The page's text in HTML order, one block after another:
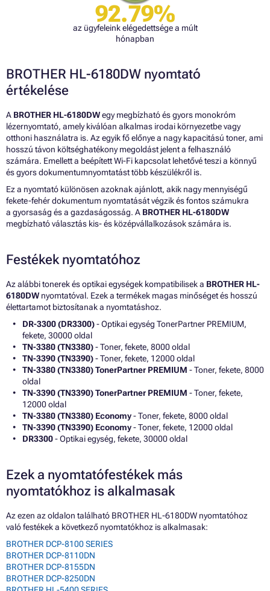
92.79%
az ügyfeleink elégedettsége a múlt
hónapban
BROTHER HL-6180DW nyomtató
értékelése
A BROTHER HL-6180DWegy megbízható és gyors monokróm
lézernyomtató, amely kiválóan alkalmas irodai környezetbe vagy
otthoni használatra is. Az egyik fő előnye a nagy kapacitású toner, ami
hosszú távon költséghatékony megoldást jelent a felhasználó
számára. Emellett a beépített Wi-Fi kapcsolat lehetővé teszi a könnyű
és gyors dokumentumnyomtatást több készülékről is.
Ez a nyomtató különösen azoknak ajánlott, akik nagy mennyiségű
fekete-fehér dokumentum nyomtatását végzik és fontos számukra
a gyorsaság és a gazdaságosság. A BROTHER HL-6180DW
megbízható választás kis- és középvállalkozások számára is.
Festékek nyomtatóhoz
Az alábbi tonerek és optikai egységek kompatibilisek a BROTHER HL-
6180DW nyomtatóval. Ezek a termékek magas minőséget és hosszú
élettartamot biztosítanak a nyomtatáshoz.
DR-3300 (DR3300)- Optikai egység TonerPartner PREMIUM,
fekete, 30000 oldal
TN-3380 (TN3380)- Toner, fekete, 8000 oldal
TN-3390 (TN3390)- Toner, fekete, 12000 oldal
TN-3380 (TN3380) TonerPartner PREMIUM - Toner, fekete, 8000
oldal
TN-3390 (TN3390) TonerPartner PREMIUM - Toner, fekete,
12000 oldal
TN-3380 (TN3380) Economy- Toner, fekete, 8000 oldal
TN-3390 (TN3390) Economy- Toner, fekete, 12000 oldal
DR3300- Optikai egység, fekete, 30000 oldal
Ezek a nyomtatófestékek más
nyomtatókhoz is alkalmasak
Az ezen az oldalon található BROTHER HL-6180DW nyomtatóhoz
való festékek a következő nyomtatókhoz is alkalmasak:
BROTHER DCP-8100 SERIES
BROTHER DCP-8110DN
BROTHER DCP-8155DN
BROTHER DCP-8250DN